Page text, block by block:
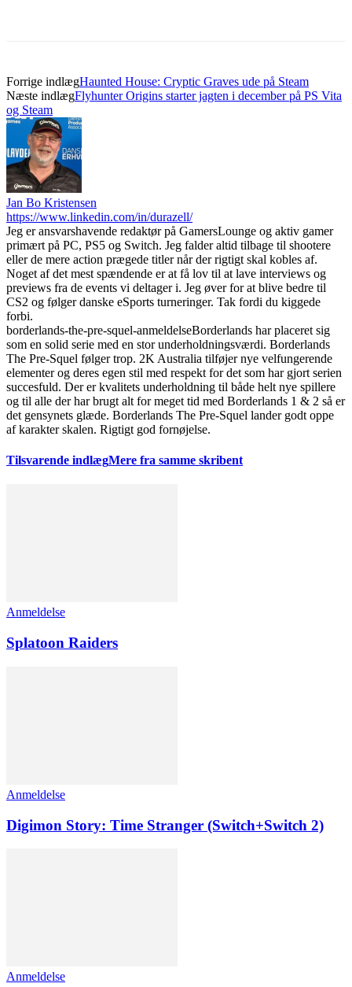
Forrige indlægHaunted House: Cryptic Graves ude på Steam
Næste indlægFlyhunter Origins starter jagten i december på PS Vita
og Steam
Jan Bo Kristensen
https://www.linkedin.com/in/durazell/
Jeg er ansvarshavende redaktør på GamersLounge og aktiv gamer
primært på PC, PS5 og Switch. Jeg falder altid tilbage til shootere
eller de mere action prægede titler når der rigtigt skal kobles af.
Noget af det mest spændende er at få lov til at lave interviews og
previews fra de events vi deltager i. Jeg øver for at blive bedre til
CS2 og følger danske eSports turneringer. Tak fordi du kiggede
forbi.
borderlands-the-pre-squel-anmeldelseBorderlands har placeret sig
som en solid serie med en stor underholdningsværdi. Borderlands
The Pre-Squel følger trop. 2K Australia tilføjer nye velfungerende
elementer og deres egen stil med respekt for det som har gjort serien
succesfuld. Der er kvalitets underholdning til både helt nye spillere
og til alle der har brugt alt for meget tid med Borderlands 1 & 2 så er
det gensynets glæde. Borderlands The Pre-Squel lander godt oppe
af karakter skalen. Rigtigt god fornøjelse.
Tilsvarende indlægMere fra samme skribent
Anmeldelse
Splatoon Raiders
Anmeldelse
Digimon Story: Time Stranger (Switch+Switch 2)
Anmeldelse